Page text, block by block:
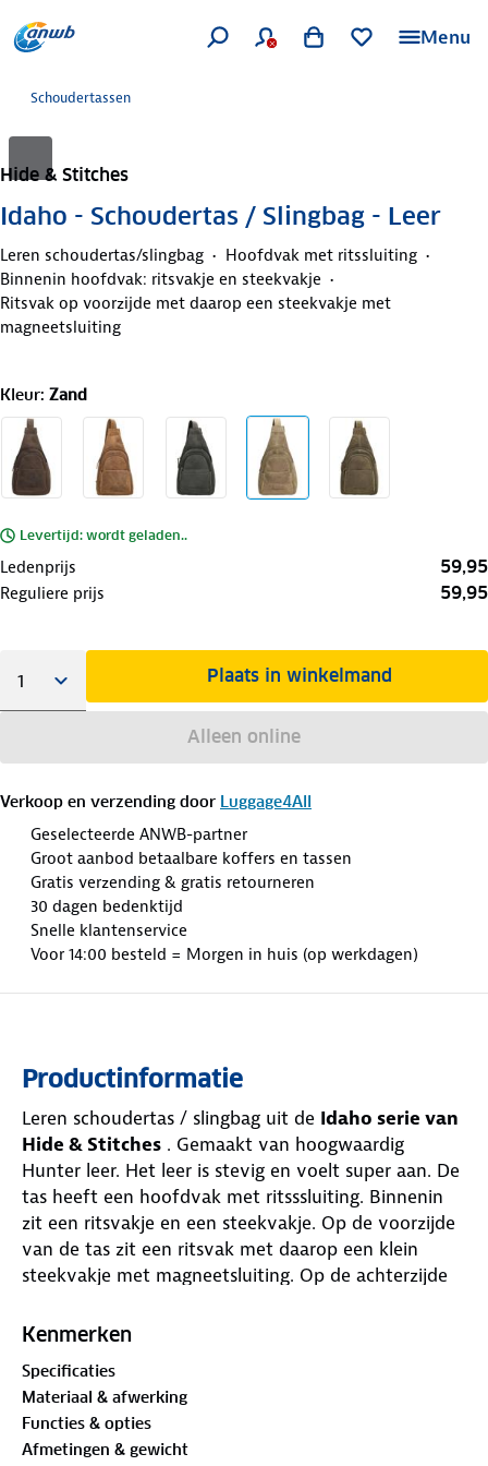
Menu
Schoudertassen
Hide & Stitches
Idaho - Schoudertas / Slingbag - Leer
Leren schoudertas/slingbag
Hoofdvak met ritssluiting
Binnenin hoofdvak: ritsvakje en steekvakje
Ritsvak op voorzijde met daarop een steekvakje met
magneetsluiting
Kleur: Zand
Levertijd: wordt geladen..
Ledenprijs 59,95
Reguliere prijs 59,95
Plaats in winkelmand
Alleen online
Verkoop en verzending door Luggage4All
Geselecteerde ANWB-partner
Groot aanbod betaalbare koffers en tassen
Gratis verzending & gratis retourneren
30 dagen bedenktijd
Snelle klantenservice
Voor 14:00 besteld = Morgen in huis (op werkdagen)
Productinformatie
Leren schoudertas / slingbag uit de Idaho serie van
Hide & Stitches . Gemaakt van hoogwaardig
Hunter leer. Het leer is stevig en voelt super aan. De
tas heeft een hoofdvak met ritsssluiting. Binnenin
zit een ritsvakje en een steekvakje. Op de voorzijde
van de tas zit een ritsvak met daarop een klein
steekvakje met magneetsluiting. Op de achterzijde
waar je je smartphone in kunt opbergen. Deze tas
die van de bovenkant van de tas schuin naar
beneden loopt. De schuine schouderband is een
typisch kenmerk van een slingbag. Deze tas draag je
dan ook het beste schuin over het lichaam
Kenmerken
Specificaties
Materiaal & afwerking
Functies & opties
Afmetingen & gewicht